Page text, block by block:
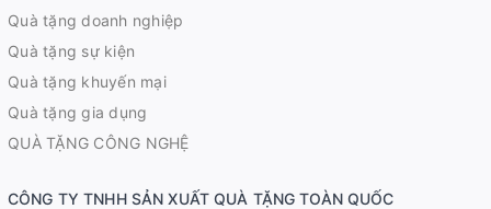
Quà tặng doanh nghiệp
Quà tặng sự kiện
Quà tặng khuyến mại
Quà tặng gia dụng
QUÀ TẶNG CÔNG NGHỆ
CÔNG TY TNHH SẢN XUẤT QUÀ TẶNG TOÀN QUỐC